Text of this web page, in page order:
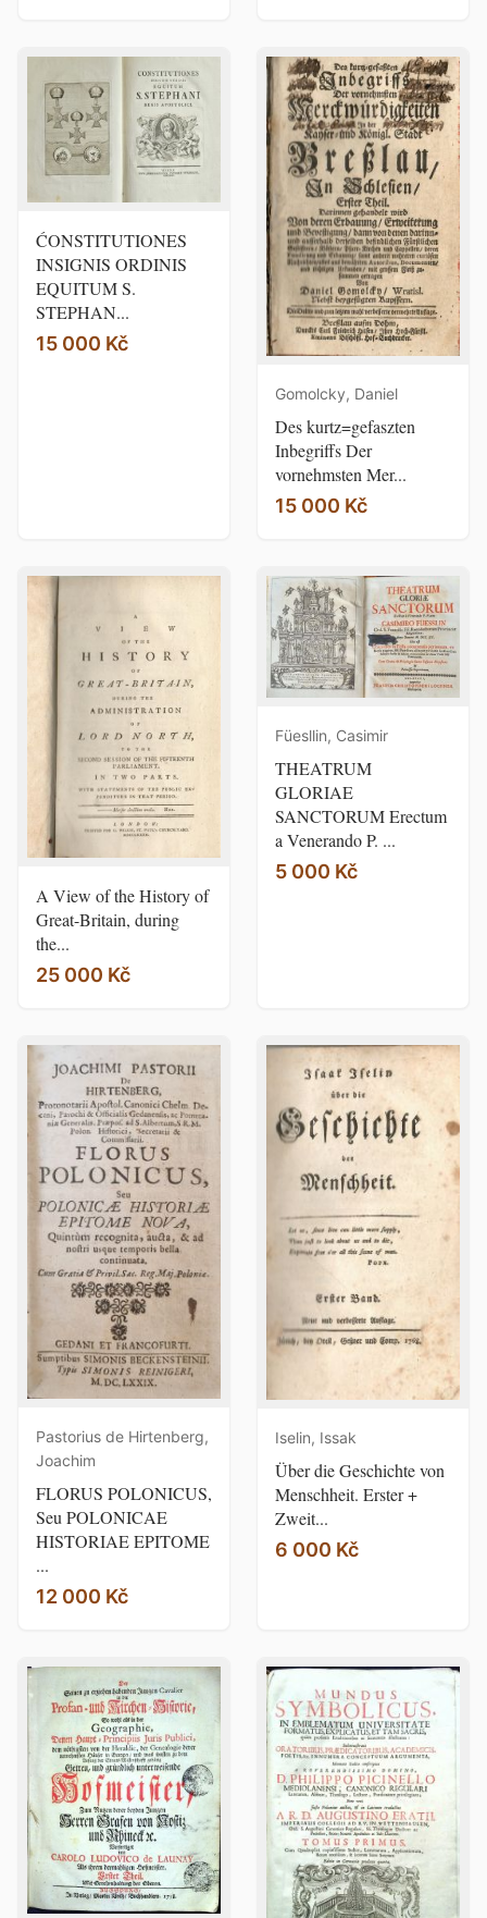
ĆONSTITUTIONES
INSIGNIS ORDINIS
EQUITUM S.
STEPHAN...
15 000 Kč
Gomolcky, Daniel
Des kurtz=gefaszten
Inbegriffs Der
vornehmsten Mer...
15 000 Kč
A View of the History of
Great-Britain, during
the...
25 000 Kč
Füesllin, Casimir
THEATRUM
GLORIAE
SANCTORUM Erectum
a Venerando P. ...
5 000 Kč
Pastorius de Hirtenberg,
Joachim
FLORUS POLONICUS,
Seu POLONICAE
HISTORIAE EPITOME
...
12 000 Kč
Iselin, Issak
Über die Geschichte von
Menschheit. Erster +
Zweit...
6 000 Kč